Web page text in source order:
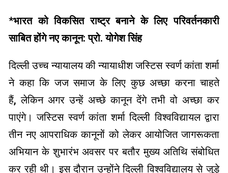
*भारत को विकसित राष्ट्र बनाने के लिए परिवर्तनकारी
साबित होंगे नए कानून: प्रो. योगेश सिंह
दिल्ली उच्च न्यायालय की न्यायाधीश जस्टिस स्वर्ण कांता शर्मा
ने कहा कि जज समाज के लिए कुछ अच्छा करना चाहते
हैं, लेकिन अगर उन्हें अच्छे कानून देंगे तभी वो अच्छा कर
पाएंगे। जस्टिस स्वर्ण कांता शर्मा दिल्ली विश्वविद्यायल द्वारा
तीन नए आपराधिक कानूनों को लेकर आयोजित जागरूकता
अभियान के शुभारंभ अवसर पर बतौर मुख्य अतिथि संबोधित
कर रही थी। इस दौरान उन्होंने दिल्ली विश्वविद्यालय से जुड़े